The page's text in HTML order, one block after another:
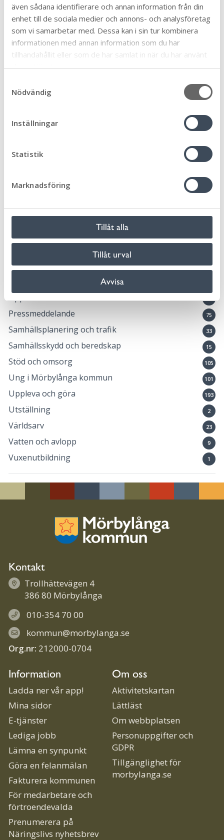
även sådana identifierare och annan information från din
enhet till de sociala medier och annons- och analysföretag
som vi samarbetar med. Dessa kan i sin tur kombinera
informationen med annan information som du har
tillhandahållit eller som de har samlat in när du har använt
deras tjänster.
Nödvändig
Inställningar
Statistik
Marknadsföring
Tillåt alla
Tillåt urval
Avvisa
Eketorps borg
En vecka fri från våld
Föräldrastöd
Företag och näringsliv
Framtiden 32
Hållbar kommun
Kommun och politik 147
Kulturskolan 27
Lovaktivitet 10
Ny i Sverige 2
2
Pressmeddelande 75
Samhällsplanering och trafik 33
Samhällsskydd och beredskap 15
Stöd och omsorg 105
Ung i Mörbylånga kommun 101
Uppleva och göra 193
Utställning 2
Världsarv 23
Vatten och avlopp 9
Vuxenutbildning 1
Kontakt
Trollhättevägen 4
386 80 Mörbylånga
010-354 70 00
kommun@morbylanga.se
Org.nr: 212000-0704
Information
Ladda ner vår app!
Mina sidor
E-tjänster
Lediga jobb
Lämna en synpunkt
Göra en felanmälan
Fakturera kommunen
För medarbetare och
förtroendevalda
Prenumerera på
Näringslivs nyhetsbrev
Om oss
Aktivitetskartan
Lättläst
Om webbplatsen
Personuppgifter och
GDPR
Tillgänglighet för
morbylanga.se